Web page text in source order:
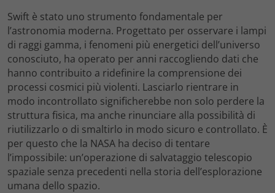
Swift è stato uno strumento fondamentale per
l’astronomia moderna. Progettato per osservare i lampi
di raggi gamma, i fenomeni più energetici dell’universo
conosciuto, ha operato per anni raccogliendo dati che
hanno contribuito a ridefinire la comprensione dei
processi cosmici più violenti. Lasciarlo rientrare in
modo incontrollato significherebbe non solo perdere la
struttura fisica, ma anche rinunciare alla possibilità di
riutilizzarlo o di smaltirlo in modo sicuro e controllato. È
per questo che la NASA ha deciso di tentare
l’impossibile: un’operazione di salvataggio telescopio
spaziale senza precedenti nella storia dell’esplorazione
umana dello spazio.